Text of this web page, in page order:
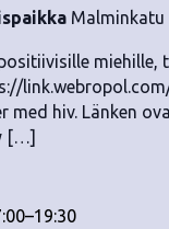
Malminkatu
med hiv. Länken
[…]
–19:30